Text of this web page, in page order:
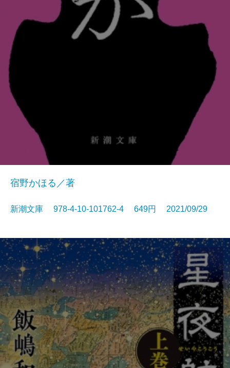
宿野かほる／著
新潮文庫 978-4-10-101762-4 649円 2021/09/29